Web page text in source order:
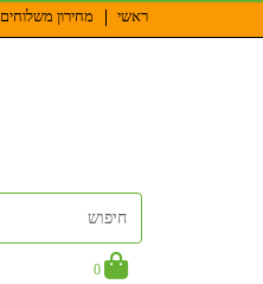
ראשי מחירון משלוחים
0